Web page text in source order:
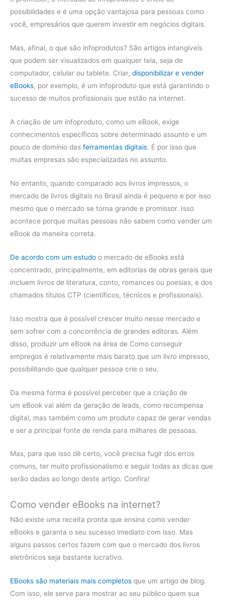
possibilidades e é uma opção vantajosa para pessoas como
você, empresários que querem investir em negócios digitais.
Mas, afinal, o que são infoprodutos? São artigos intangíveis
que podem ser visualizados em qualquer tela, seja de
computador, celular ou tablete. Criar, disponibilizar e vender
eBooks, por exemplo, é um infoproduto que está garantindo o
sucesso de muitos profissionais que estão na internet.
A criação de um infoproduto, como um eBook, exige
conhecimentos específicos sobre determinado assunto e um
pouco de domínio das ferramentas digitais. É por isso que
muitas empresas são especializadas no assunto.
No entanto, quando comparado aos livros impressos, o
mercado de livros digitais no Brasil ainda é pequeno e por isso
mesmo que o mercado se torna grande e promissor. Isso
acontece porque muitas pessoas não sabem como vender um
eBook da maneira correta.
De acordo com um estudo o mercado de eBooks está
concentrado, principalmente, em editorias de obras gerais que
incluem livros de literatura, conto, romances ou poesias, e dos
chamados títulos CTP (científicos, técnicos e profissionais).
Isso mostra que é possível crescer muito nesse mercado e
sem sofrer com a concorrência de grandes editoras. Além
disso, produzir um eBook na área de Como conseguir
empregos é relativamente mais barato que um livro impresso,
possibilitando que qualquer pessoa crie o seu.
Da mesma forma é possível perceber que a criação de
um eBook vai além da geração de leads, como recompensa
digital, mas também como um produto capaz de gerar vendas
e ser a principal fonte de renda para milhares de pessoas.
Mas, para que isso dê certo, você precisa fugir dos erros
comuns, ter muito profissionalismo e seguir todas as dicas que
serão dadas ao longo deste artigo. Confira!
Como vender eBooks na internet?
Não existe uma receita pronta que ensina como vender
eBooks e garanta o seu sucesso imediato com isso. Mas
alguns passos certos fazem com que o mercado dos livros
eletrônicos seja bastante lucrativo.
EBooks são materiais mais completos que um artigo de blog.
Com isso, ele serve para mostrar ao seu público quem sua